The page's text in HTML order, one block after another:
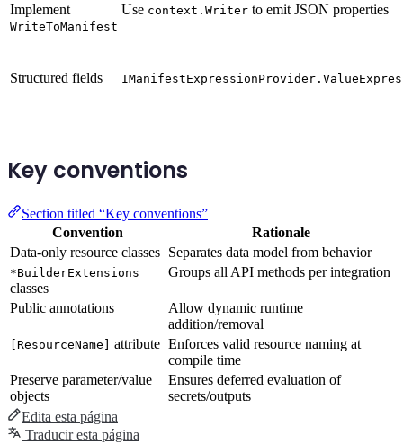
Implement
WriteToManifest
Use context.Writer to emit JSON properties
Structured fields
Key conventions
Section titled “Key conventions”
Convention
Rationale
Data-only resource classes Separates data model from behavior
*BuilderExtensions
classes
Groups all API methods per integration
Public annotations
Allow dynamic runtime
addition/removal
[ResourceName] attribute Enforces valid resource naming at
compile time
Preserve parameter/value
objects
Ensures deferred evaluation of
secrets/outputs
Edita esta página
Traducir esta página